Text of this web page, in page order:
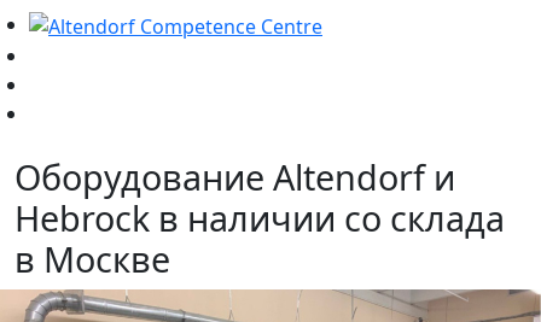
Оборудование Altendorf и
Hebrock в наличии со склада
в Москве